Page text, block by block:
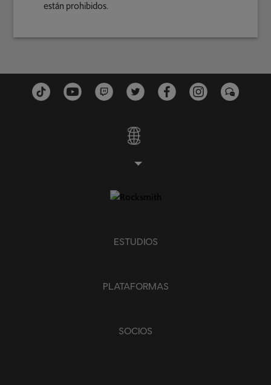
están prohibidos.
ESTUDIOS
PLATAFORMAS
SOCIOS